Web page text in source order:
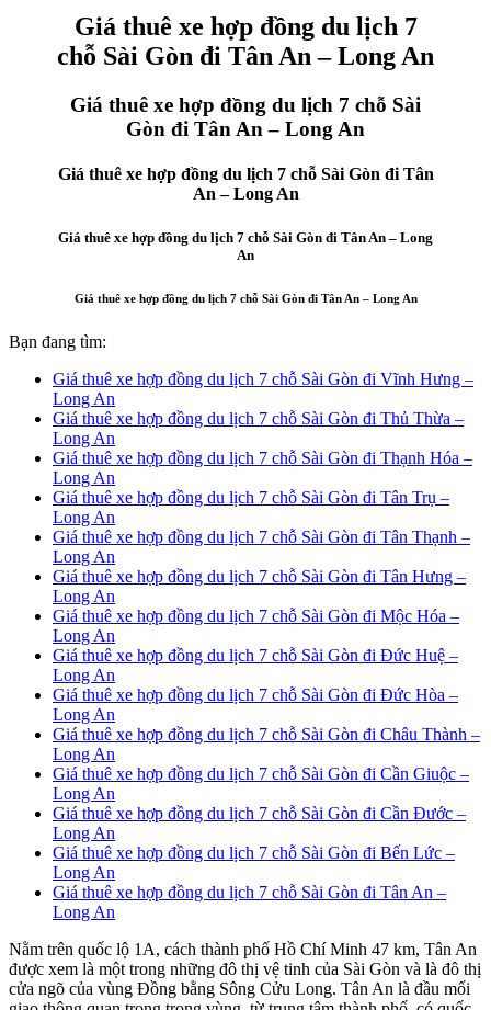
Giá thuê xe hợp đồng du lịch 7
chỗ Sài Gòn đi Tân An – Long An
Giá thuê xe hợp đồng du lịch 7 chỗ Sài
Gòn đi Tân An – Long An
Giá thuê xe hợp đồng du lịch 7 chỗ Sài Gòn đi Tân
An – Long An
Giá thuê xe hợp đồng du lịch 7 chỗ Sài Gòn đi Tân An – Long
An
Giá thuê xe hợp đồng du lịch 7 chỗ Sài Gòn đi Tân An – Long An
Bạn đang tìm:
Giá thuê xe hợp đồng du lịch 7 chỗ Sài Gòn đi Vĩnh Hưng –
Long An
Giá thuê xe hợp đồng du lịch 7 chỗ Sài Gòn đi Thủ Thừa –
Long An
Giá thuê xe hợp đồng du lịch 7 chỗ Sài Gòn đi Thạnh Hóa –
Long An
Giá thuê xe hợp đồng du lịch 7 chỗ Sài Gòn đi Tân Trụ –
Long An
Giá thuê xe hợp đồng du lịch 7 chỗ Sài Gòn đi Tân Thạnh –
Long An
Giá thuê xe hợp đồng du lịch 7 chỗ Sài Gòn đi Tân Hưng –
Long An
Giá thuê xe hợp đồng du lịch 7 chỗ Sài Gòn đi Mộc Hóa –
Long An
Giá thuê xe hợp đồng du lịch 7 chỗ Sài Gòn đi Đức Huệ –
Long An
Giá thuê xe hợp đồng du lịch 7 chỗ Sài Gòn đi Đức Hòa –
Long An
Giá thuê xe hợp đồng du lịch 7 chỗ Sài Gòn đi Châu Thành –
Long An
Giá thuê xe hợp đồng du lịch 7 chỗ Sài Gòn đi Cần Giuộc –
Long An
Giá thuê xe hợp đồng du lịch 7 chỗ Sài Gòn đi Cần Đước –
Long An
Giá thuê xe hợp đồng du lịch 7 chỗ Sài Gòn đi Bến Lức –
Long An
Giá thuê xe hợp đồng du lịch 7 chỗ Sài Gòn đi Tân An –
Long An
Nằm trên quốc lộ 1A, cách thành phố Hồ Chí Minh 47 km, Tân An
được xem là một trong những đô thị vệ tinh của Sài Gòn và là đô thị
cửa ngõ của vùng Đồng bằng Sông Cửu Long. Tân An là đầu mối